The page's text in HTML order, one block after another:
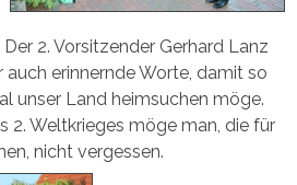
2. Vorsitzender Gerhard Lanz
erinnernde Worte, damit so
unser Land heimsuchen möge.
2. Weltkrieges möge man, die für
nicht vergessen.